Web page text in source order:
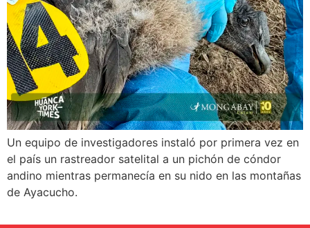
Un equipo de investigadores instaló por primera vez en
el país un rastreador satelital a un pichón de cóndor
andino mientras permanecía en su nido en las montañas
de Ayacucho.